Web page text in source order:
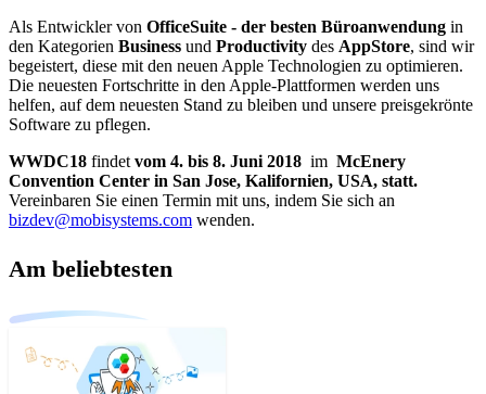
Als Entwickler von OfficeSuite - der besten Büroanwendung in
den Kategorien Business und Productivity des AppStore, sind wir
begeistert, diese mit den neuen Apple Technologien zu optimieren.
Die neuesten Fortschritte in den Apple-Plattformen werden uns
helfen, auf dem neuesten Stand zu bleiben und unsere preisgekrönte
Software zu pflegen.
WWDC18 findet vom 4. bis 8. Juni 2018 im McEnery
Convention Center in San Jose, Kalifornien, USA, statt.
Vereinbaren Sie einen Termin mit uns, indem Sie sich an
bizdev@mobisystems.com wenden.
Am beliebtesten